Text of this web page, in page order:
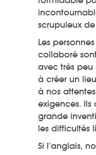
scrupuleux
Les
collaboré
avec très peu
à créer un
à nos
exigences. Ils
grande
les difficultés
Si l’anglais,